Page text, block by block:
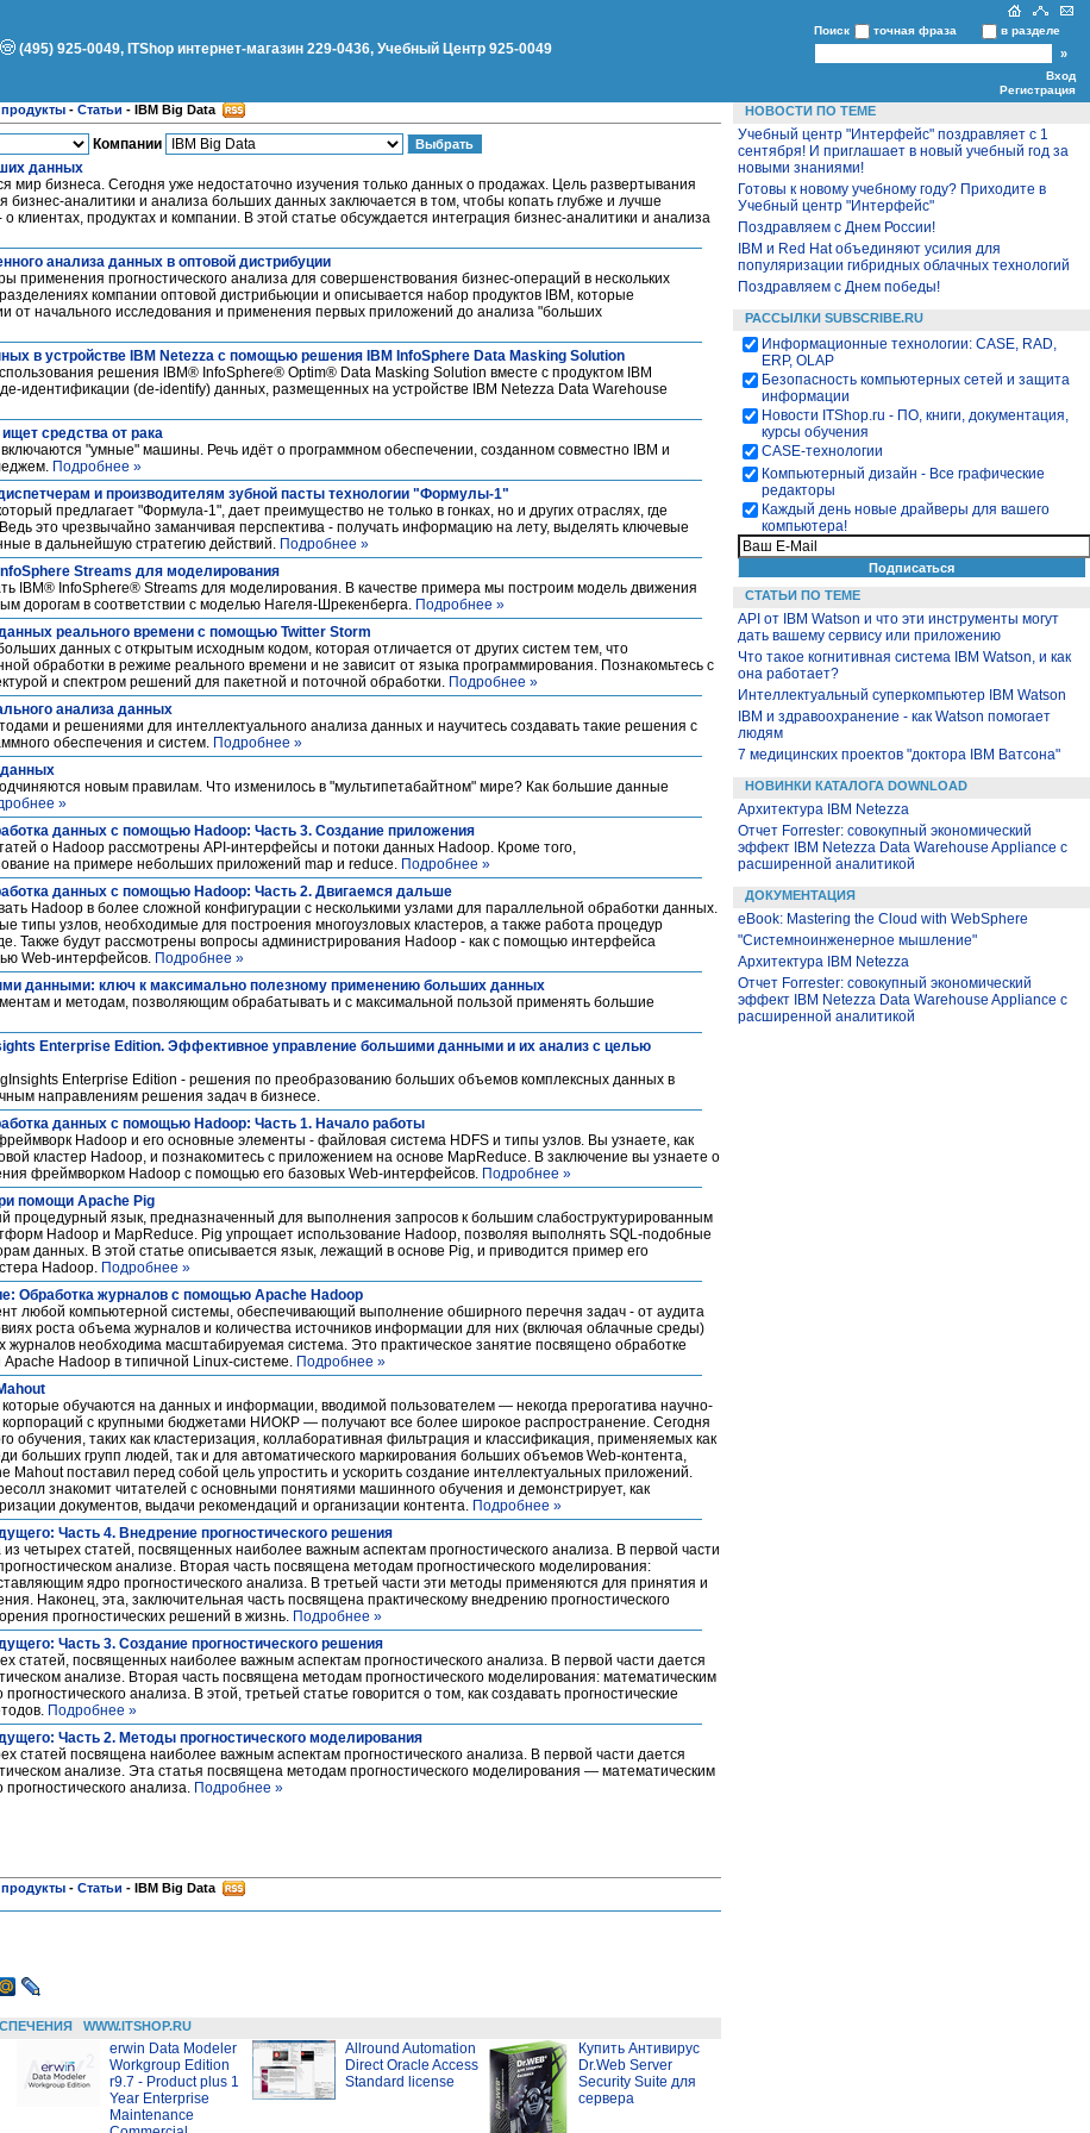
(495) 925-0049, ITShop интернет-магазин 229-0436, Учебный Центр 925-0049
Поиск точная фраза в разделе
Вход
Регистрация
- Статьи - IBM Big Data
Компании
данных
мир бизнеса. Сегодня уже недостаточно изучения только данных о продажах. Цель развертывания
аналитики и анализа больших данных заключается в том, чтобы копать глубже и лучше
о клиентах, продуктах и компании. В этой статье обсуждается интеграция бизнес-аналитики и анализа
анализа данных в оптовой дистрибуции
применения прогностического анализа для совершенствования бизнес-операций в нескольких
компании оптовой дистрибьюции и описывается набор продуктов IBM, которые
от начального исследования и применения первых приложений до анализа "больших
в устройстве IBM Netezza с помощью решения IBM InfoSphere Data Masking Solution
решения IBM® InfoSphere® Optim® Data Masking Solution вместе с продуктом IBM
идентификации (de-identify) данных, размещенных на устройстве IBM Netezza Data Warehouse
средства от рака
"умные" машины. Речь идёт о программном обеспечении, созданном совместно IBM и
Подробнее »
и производителям зубной пасты технологии "Формулы-1"
предлагает "Формула-1", дает преимущество не только в гонках, но и других отраслях, где
это чрезвычайно заманчивая перспектива - получать информацию на лету, выделять ключевые
в дальнейшую стратегию действий. Подробнее »
Streams для моделирования
IBM® InfoSphere® Streams для моделирования. В качестве примера мы построим модель движения
дорогам в соответствии с моделью Нагеля-Шрекенберга. Подробнее »
реального времени с помощью Twitter Storm
данных с открытым исходным кодом, которая отличается от других систем тем, что
обработки в режиме реального времени и не зависит от языка программирования. Познакомьтесь с
и спектром решений для пакетной и поточной обработки. Подробнее »
анализа данных
и решениями для интеллектуального анализа данных и научитесь создавать такие решения с
обеспечения и систем. Подробнее »
новым правилам. Что изменилось в "мультипетабайтном" мире? Как большие данные
»
данных с помощью Hadoop: Часть 3. Создание приложения
о Hadoop рассмотрены API-интерфейсы и потоки данных Hadoop. Кроме того,
на примере небольших приложений map и reduce. Подробнее »
данных с помощью Hadoop: Часть 2. Двигаемся дальше
Hadoop в более сложной конфигурации с несколькими узлами для параллельной обработки данных.
типы узлов, необходимые для построения многоузловых кластеров, а также работа процедур
Также будут рассмотрены вопросы администрирования Hadoop - как с помощью интерфейса
Web-интерфейсов. Подробнее »
данными: ключ к максимально полезному применению больших данных
и методам, позволяющим обрабатывать и с максимальной пользой применять большие
Enterprise Edition. Эффективное управление большими данными и их анализ с целью
Enterprise Edition - решения по преобразованию больших объемов комплексных данных в
направлениям решения задач в бизнесе.
данных с помощью Hadoop: Часть 1. Начало работы
Hadoop и его основные элементы - файловая система HDFS и типы узлов. Вы узнаете, как
кластер Hadoop, и познакомитесь с приложением на основе MapReduce. В заключение вы узнаете о
фреймворком Hadoop с помощью его базовых Web-интерфейсов. Подробнее »
помощи Apache Pig
процедурный язык, предназначенный для выполнения запросов к большим слабоструктурированным
Hadoop и MapReduce. Pig упрощает использование Hadoop, позволяя выполнять SQL-подобные
данных. В этой статье описывается язык, лежащий в основе Pig, и приводится пример его
Hadoop. Подробнее »
Обработка журналов с помощью Apache Hadoop
любой компьютерной системы, обеспечивающий выполнение обширного перечня задач - от аудита
роста объема журналов и количества источников информации для них (включая облачные среды)
журналов необходима масштабируемая система. Это практическое занятие посвящено обработке
Hadoop в типичной Linux-системе. Подробнее »
обучаются на данных и информации, вводимой пользователем ― некогда прерогатива научно-
корпораций с крупными бюджетами НИОКР ― получают все более широкое распространение. Сегодня
обучения, таких как кластеризация, коллаборативная фильтрация и классификация, применяемых как
больших групп людей, так и для автоматического маркирования больших объемов Web-контента,
Mahout поставил перед собой цель упростить и ускорить создание интеллектуальных приложений.
знакомит читателей с основными понятиями машинного обучения и демонстрирует, как
документов, выдачи рекомендаций и организации контента. Подробнее »
Часть 4. Внедрение прогностического решения
четырех статей, посвященных наиболее важным аспектам прогностического анализа. В первой части
анализе. Вторая часть посвящена методам прогностического моделирования:
ядро прогностического анализа. В третьей части эти методы применяются для принятия и
Наконец, эта, заключительная часть посвящена практическому внедрению прогностического
прогностических решений в жизнь. Подробнее »
Часть 3. Создание прогностического решения
статей, посвященных наиболее важным аспектам прогностического анализа. В первой части дается
анализе. Вторая часть посвящена методам прогностического моделирования: математическим
анализа. В этой, третьей статье говорится о том, как создавать прогностические
Подробнее »
Часть 2. Методы прогностического моделирования
статей посвящена наиболее важным аспектам прогностического анализа. В первой части дается
анализе. Эта статья посвящена методам прогностического моделирования ― математическим
анализа. Подробнее »
- Статьи - IBM Big Data
WWW.ITSHOP.RU
erwin Data Modeler
Workgroup Edition
r9.7 - Product plus 1
Year Enterprise
Maintenance
Allround Automation
Direct Oracle Access
Standard license
Купить Антивирус
Dr.Web Server
Security Suite для
сервера
НОВОСТИ ПО ТЕМЕ
Учебный центр "Интерфейс" поздравляет с 1
сентября! И приглашает в новый учебный год за
новыми знаниями!
Готовы к новому учебному году? Приходите в
Учебный центр "Интерфейс"
Поздравляем с Днем России!
IBM и Red Hat объединяют усилия для
популяризации гибридных облачных технологий
Поздравляем с Днем победы!
РАССЫЛКИ SUBSCRIBE.RU
Информационные технологии: CASE, RAD,
ERP, OLAP
Безопасность компьютерных сетей и защита
информации
Новости ITShop.ru - ПО, книги, документация,
курсы обучения
CASE-технологии
Компьютерный дизайн - Все графические
редакторы
Каждый день новые драйверы для вашего
компьютера!
СТАТЬИ ПО ТЕМЕ
API от IBM Watson и что эти инструменты могут
дать вашему сервису или приложению
Что такое когнитивная система IBM Watson, и как
она работает?
Интеллектуальный суперкомпьютер IBM Watson
IBM и здравоохранение - как Watson помогает
людям
7 медицинских проектов "доктора IBM Ватсона"
НОВИНКИ КАТАЛОГА DOWNLOAD
Архитектура IBM Netezza
Отчет Forrester: совокупный экономический
эффект IBM Netezza Data Warehouse Appliance с
расширенной аналитикой
ДОКУМЕНТАЦИЯ
eBook: Mastering the Cloud with WebSphere
"Системноинженерное мышление"
Архитектура IBM Netezza
Отчет Forrester: совокупный экономический
эффект IBM Netezza Data Warehouse Appliance с
расширенной аналитикой